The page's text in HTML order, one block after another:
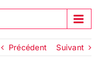
Précédent Suivant